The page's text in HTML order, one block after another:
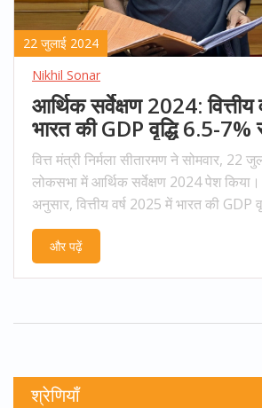
22 जुलाई 2024
Nikhil Sonar
आर्थिक सर्वेक्षण 2024:
भारत की GDP वृद्धि 6.5-7%
वित्त मंत्री निर्मला सीतारमण ने सोमवार, 22
लोकसभा में आर्थिक सर्वेक्षण 2024 पेश
अनुसार, वित्तीय वर्ष 2025 में भारत की GDP
के बीच रहने की उम्मीद है। सर्वेक्षण में यह भी
को प्रति वर्ष 78.5 लाख नौकरियां सृजित
और पढ़ें
श्रेणियाँ